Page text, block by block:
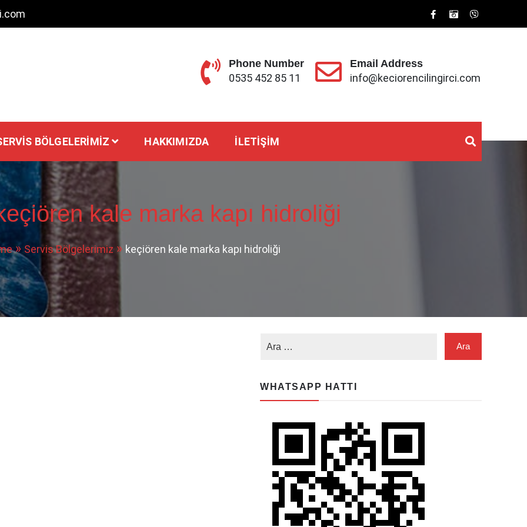
Phone Number
0535 452 85 11
Email Address
info@keciorencilingirci.com
BÖLGELERIMIZ HAKKIMIZDA İLETIŞIM
kale marka kapı hidroliği
Servis Bölgelerimiz keçiören kale marka kapı hidroliği
WHATSAPP HATTI